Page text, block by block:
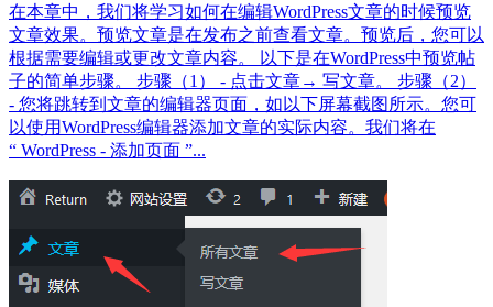
在本章中，我们将学习如何在编辑WordPress文章的时候预览
文章效果。预览文章是在发布之前查看文章。预览后，您可以
根据需要编辑或更改文章内容。 以下是在WordPress中预览帖
子的简单步骤。 步骤（1） - 点击文章→ 写文章。 步骤（2）
- 您将跳转到文章的编辑器页面，如以下屏幕截图所示。您可
以使用WordPress编辑器添加文章的实际内容。我们将在
“ WordPress - 添加页面 ”...